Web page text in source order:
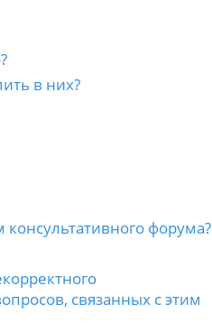
в них?
консультативного форума?
связанных с этим